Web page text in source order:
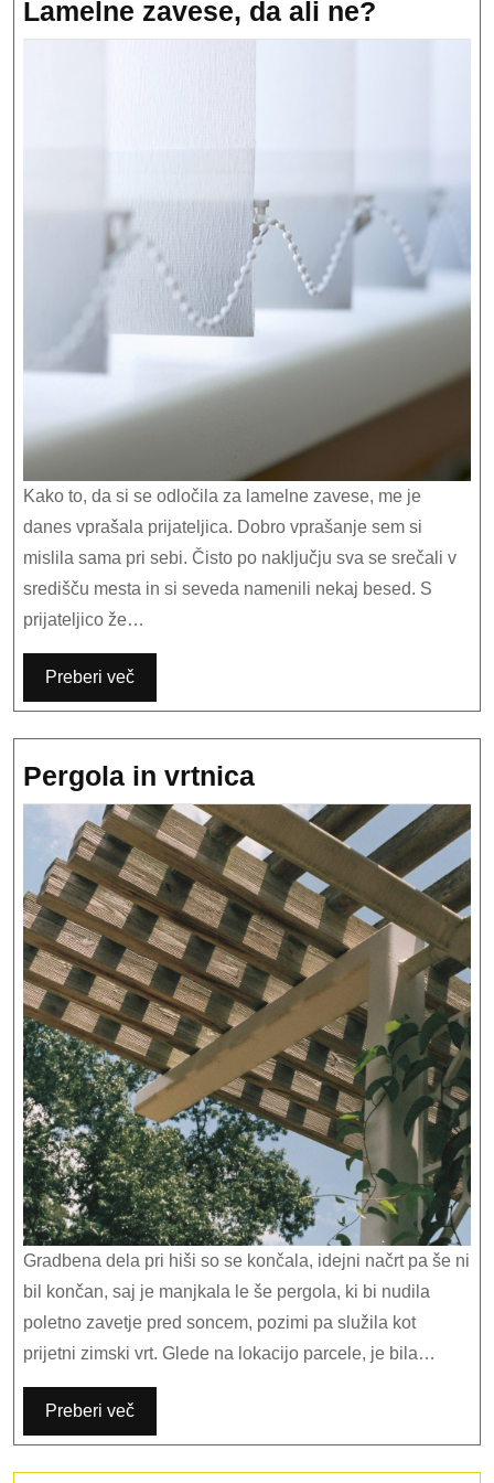
Lamelne zavese, da ali ne?
zavese,
Kako to, da si se odločila za lamelne zavese, me je
danes vprašala prijateljica. Dobro vprašanje sem si
mislila sama pri sebi. Čisto po naključju sva se srečali v
središču mesta in si seveda namenili nekaj besed. S
prijateljico že…
Preberi več
Pergola in vrtnicaPergola
in
vrtnica
Gradbena dela pri hiši so se končala, idejni načrt pa še ni
bil končan, saj je manjkala le še pergola, ki bi nudila
poletno zavetje pred soncem, pozimi pa služila kot
prijetni zimski vrt. Glede na lokacijo parcele, je bila…
Preberi več